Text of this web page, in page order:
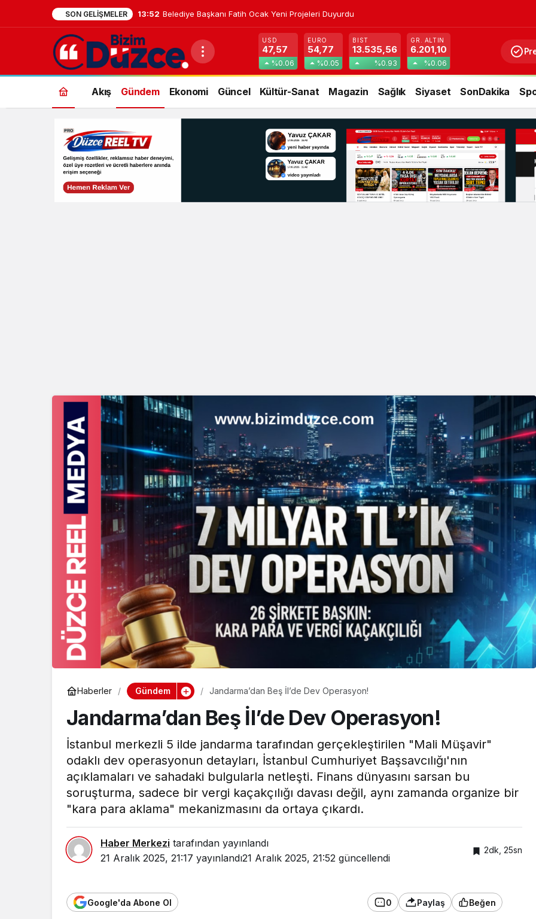
SON GELIŞMELER 13:52 Belediye Başkanı Fatih Ocak Yeni Projeleri Duyurdu
USD
47,57
%0.06
EURO
54,77
%0.05
BIST
13.535,56
%0.93
GR. ALTIN
6.201,10
%0.06
Akış Gündem Ekonomi Güncel Kültür-Sanat Magazin Sağlık Siyaset SonDakika
Haberler Gündem Jandarma’dan Beş İl’de Dev Operasyon!
Jandarma’dan Beş İl’de Dev Operasyon!
İstanbul merkezli 5 ilde jandarma tarafından gerçekleştirilen "Mali Müşavir"
odaklı dev operasyonun detayları, İstanbul Cumhuriyet Başsavcılığı'nın
açıklamaları ve sahadaki bulgularla netleşti. Finans dünyasını sarsan bu
soruşturma, sadece bir vergi kaçakçılığı davası değil, aynı zamanda organize bir
"kara para aklama" mekanizmasını da ortaya çıkardı.
Haber Merkezi tarafından yayınlandı
21 Aralık 2025, 21:17 yayınlandı21 Aralık 2025, 21:52 güncellendi
2dk, 25sn
Google'da Abone Ol 0 Paylaş Beğen